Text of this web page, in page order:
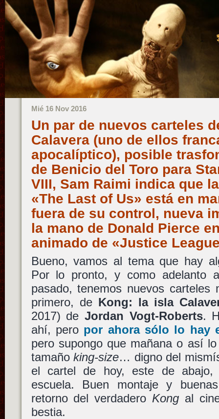
Mié 16 Nov 2016
Un par de nuevos carteles
Calavera (uno de ellos
apocalíptico), posible
de Benicio del Toro para
VIII, Sam Raimi indica que
«The Last of Us» está en
fuera de su control, nueva
la mano de Donald Pierce
animado de «Justice
Bueno, vamos al tema que hay
Por lo pronto, y como adelanto
pasado, tenemos nuevos carteles
primero, de Kong: la isla
2017) de Jordan Vogt-Roberts.
ahí, pero por ahora sólo lo hay
pero supongo que mañana o así
tamañoking-size… digno del
el cartel de hoy, este de
escuela. Buen montaje y
retorno del verdadero Kong al
bestia.